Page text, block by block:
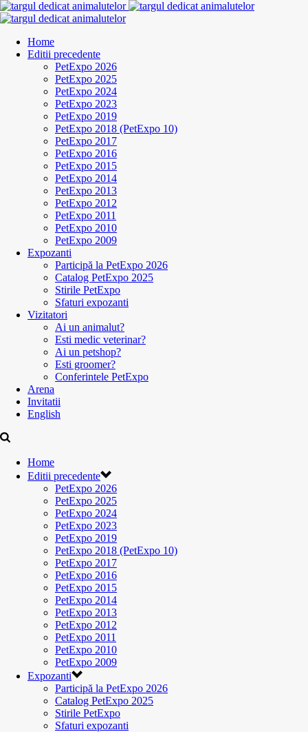
Home
Editii precedente
PetExpo 2026
PetExpo 2025
PetExpo 2024
PetExpo 2023
PetExpo 2019
PetExpo 2018 (PetExpo 10)
PetExpo 2017
PetExpo 2016
PetExpo 2015
PetExpo 2014
PetExpo 2013
PetExpo 2012
PetExpo 2011
PetExpo 2010
PetExpo 2009
Expozanti
Participă la PetExpo 2026
Catalog PetExpo 2025
Stirile PetExpo
Sfaturi expozanti
Vizitatori
Ai un animalut?
Esti medic veterinar?
Ai un petshop?
Esti groomer?
Conferintele PetExpo
Arena
Invitatii
English
Home
Editii precedente
PetExpo 2026
PetExpo 2025
PetExpo 2024
PetExpo 2023
PetExpo 2019
PetExpo 2018 (PetExpo 10)
PetExpo 2017
PetExpo 2016
PetExpo 2015
PetExpo 2014
PetExpo 2013
PetExpo 2012
PetExpo 2011
PetExpo 2010
PetExpo 2009
Expozanti
Participă la PetExpo 2026
Catalog PetExpo 2025
Stirile PetExpo
Sfaturi expozanti